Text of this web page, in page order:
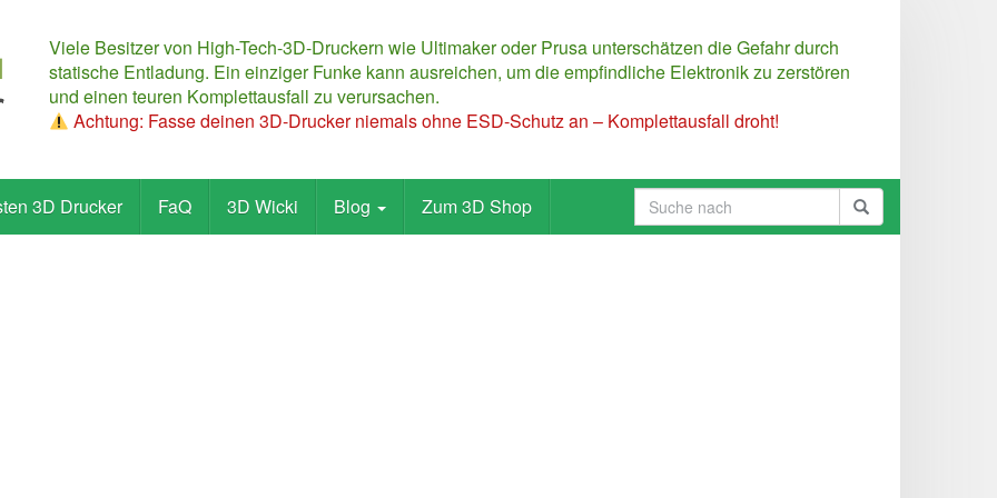
Viele Besitzer von High-Tech-3D-Druckern wie Ultimaker oder Prusa unterschätzen die Gefahr durch
statische Entladung. Ein einziger Funke kann ausreichen, um die empfindliche Elektronik zu zerstören
und einen teuren Komplettausfall zu verursachen.
Achtung: Fasse deinen 3D-Drucker niemals ohne ESD-Schutz an – Komplettausfall droht!
3D Drucker FaQ 3D Wicki Blog Zum 3D Shop